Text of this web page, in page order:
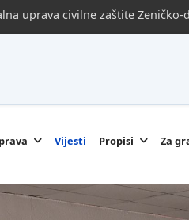
uprava civilne zaštite
Vijesti Propisi Za